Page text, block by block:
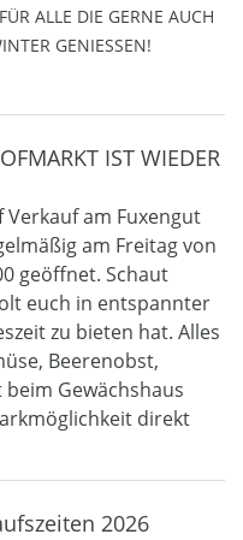
ALLE DIE GERNE AUCH
GENIESSEN!
IST WIEDER
Verkauf am Fuxengut
am Freitag von
geöffnet. Schaut
euch in entspannter
zu bieten hat. Alles
Beerenobst,
Gewächshaus
direkt
2026